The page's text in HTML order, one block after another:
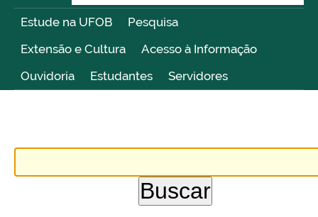
Estude na UFOB
Pesquisa
Extensão e Cultura
Acesso à Informação
Ouvidoria
Estudantes Servidores